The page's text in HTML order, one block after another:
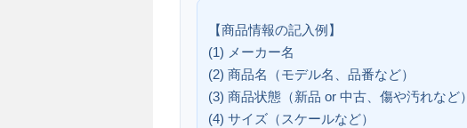
【商品情報の記入例】
(1) メーカー名
(2) 商品名（モデル名、品番など）
(3) 商品状態（新品 or 中古、傷や汚れなど）
(4) サイズ（スケールなど）